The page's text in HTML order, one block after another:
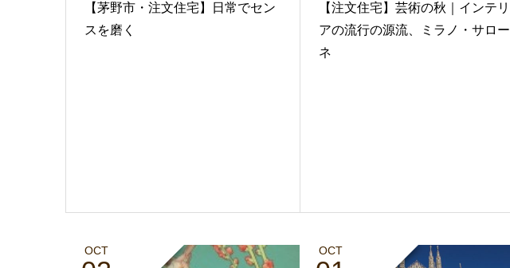
【茅野市・注文住宅】日常でセン
スを磨く
【注文住宅】芸術の秋｜インテリ
アの流行の源流、ミラノ・サロー
ネ
OCT OCT